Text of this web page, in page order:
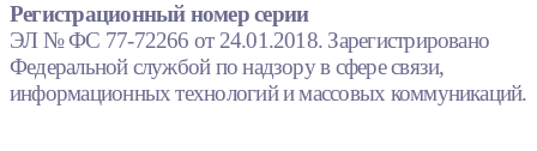
Регистрационный номер серии
ЭЛ № ФС 77-72266 от 24.01.2018. Зарегистрировано
Федеральной службой по надзору в сфере связи,
информационных технологий и массовых коммуникаций.